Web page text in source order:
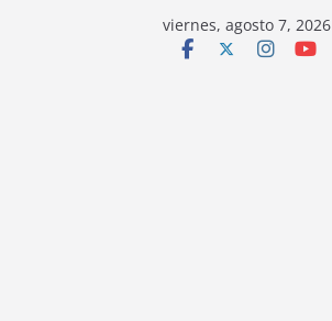
viernes, agosto 7, 2026